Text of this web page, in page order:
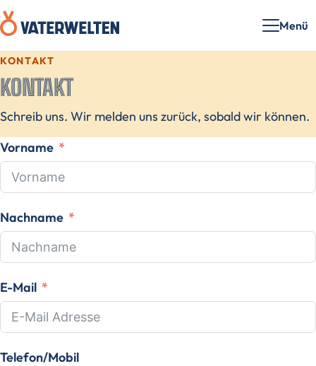
Menü
KONTAKT
KONTAKT
Schreib uns. Wir melden uns zurück, sobald wir können.
Vorname
Nachname
E-Mail
Telefon/Mobil